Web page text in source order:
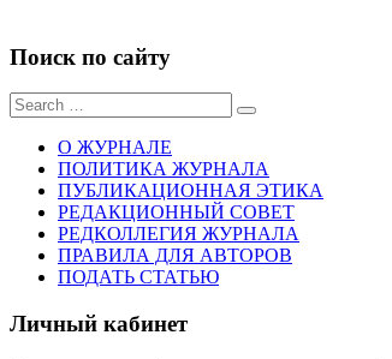
Поиск по сайту
Sear
for:
О ЖУРНАЛЕ
ПОЛИТИКА ЖУРНАЛА
ПУБЛИКАЦИОННАЯ ЭТИКА
РЕДАКЦИОННЫЙ СОВЕТ
РЕДКОЛЛЕГИЯ ЖУРНАЛА
ПРАВИЛА ДЛЯ АВТОРОВ
ПОДАТЬ СТАТЬЮ
Личный кабинет